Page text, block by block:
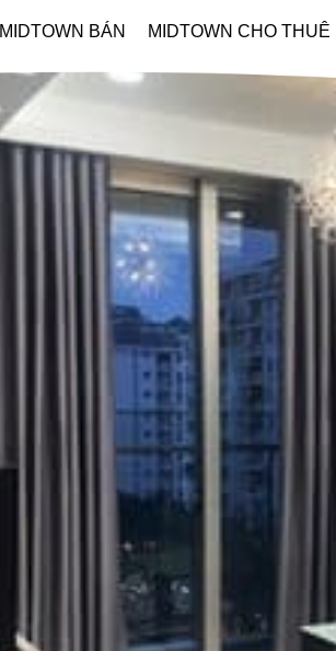
MIDTOWN BÁN MIDTOWN CHO THUÊ